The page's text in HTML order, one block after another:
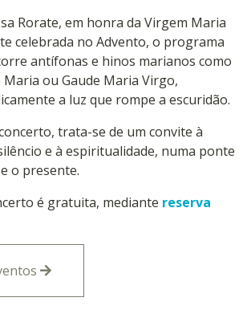
Rorate, em honra da Virgem Maria
celebrada no Advento, o programa
antífonas e hinos marianos como
Maria ou Gaude Maria Virgo,
a luz que rompe a escuridão.
trata-se de um convite à
e à espiritualidade, numa ponte
o presente.
é gratuita, mediante reserva